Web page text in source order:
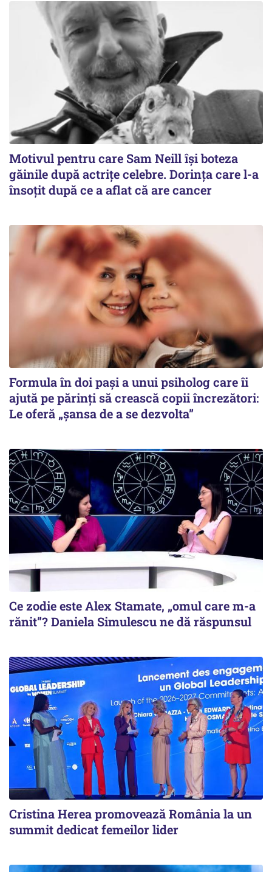
Motivul pentru care Sam Neill își boteza
găinile după actrițe celebre. Dorința care l-a
însoțit după ce a aflat că are cancer
Formula în doi pași a unui psiholog care îi
ajută pe părinți să crească copii încrezători:
Le oferă „șansa de a se dezvolta”
Ce zodie este Alex Stamate, „omul care m-a
rănit”? Daniela Simulescu ne dă răspunsul
Cristina Herea promovează România la un
summit dedicat femeilor lider